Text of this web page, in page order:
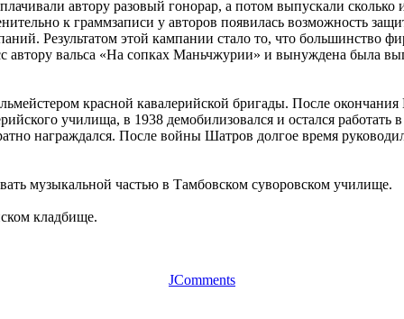
автору разовый гонорар, а потом выпускали
к граммзаписи у авторов появилась возможность
Результатом этой кампании стало то, что большинство
вальса «На сопках Маньчжурии» и вынуждена была
красной кавалерийской бригады. После
училища, в 1938 демобилизовался и остался
награждался. После войны Шатров долгое время
музыкальной частью в Тамбовском суворовском училище.
кладбище.
JComments